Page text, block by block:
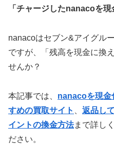
「チャージしたnanacoを現
nanacoはセブン&アイグル
ですが、「残高を現金に換
せんか？
本記事では、 nanacoを現金
すめの買取サイト
返品し
イントの換金方法まで詳し
ださい。